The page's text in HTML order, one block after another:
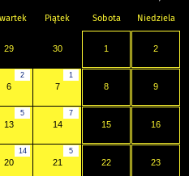
Piątek Sobota Niedziela
29 30 1 2
2
6
1
7 8 9
5
13
7
14 15 16
14
20
5
21 22 23